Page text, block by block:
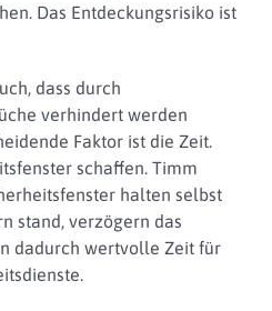
Das Entdeckungsrisiko ist
dass durch
verhindert werden
Faktor ist die Zeit.
schaffen. Timm
halten selbst
stand, verzögern das
dadurch wertvolle Zeit für